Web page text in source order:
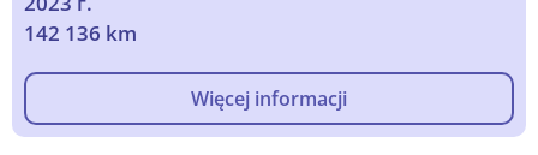
142 136 km
Więcej informacji